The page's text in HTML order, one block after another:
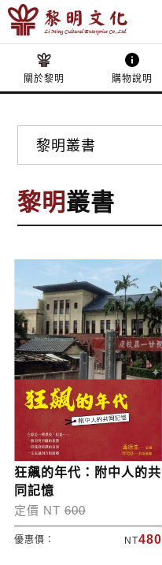
關於黎明 購物說明
黎明叢書
狂飆的年代：附中人的共
同記憶
定價 NT 600
優惠價： NT480